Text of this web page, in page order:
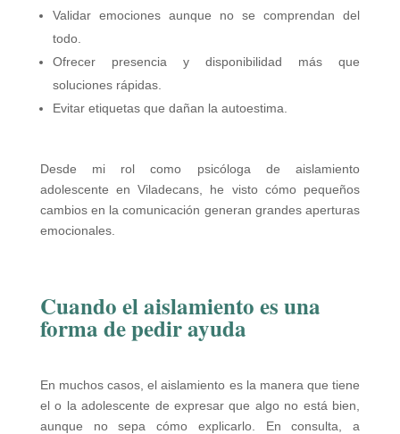
Validar emociones aunque no se comprendan del
todo.
Ofrecer presencia y disponibilidad más que
soluciones rápidas.
Evitar etiquetas que dañan la autoestima.
Desde mi rol como psicóloga de aislamiento
adolescente en Viladecans, he visto cómo pequeños
cambios en la comunicación generan grandes aperturas
emocionales.
Cuando el aislamiento es una
forma de pedir ayuda
En muchos casos, el aislamiento es la manera que tiene
el o la adolescente de expresar que algo no está bien,
aunque no sepa cómo explicarlo. En consulta, a